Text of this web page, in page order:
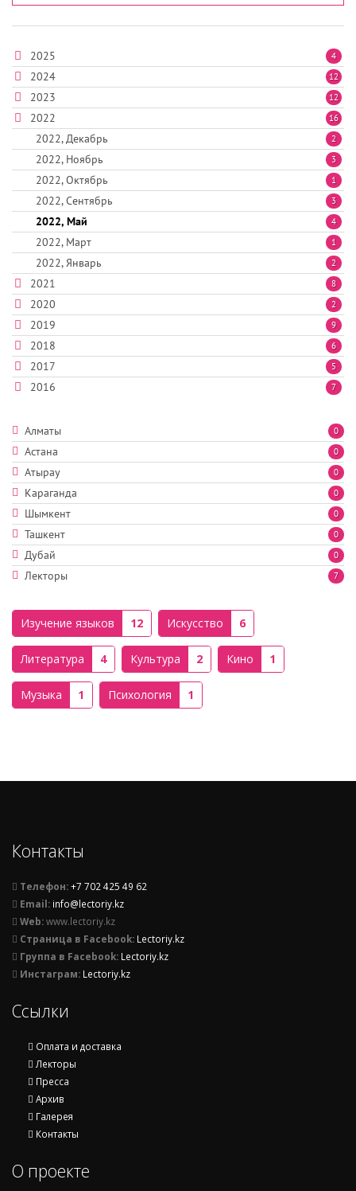
2025 4
2024 12
2023 12
2022 16
2022, Декабрь 2
2022, Ноябрь 3
2022, Октябрь 1
2022, Сентябрь 3
2022, Май 4
2022, Март 1
2022, Январь 2
2021 8
2020 2
2019 9
2018 6
2017 5
2016 7
0
Алматы
0
Астана
0
Атырау
0
Караганда
0
Шымкент
0
Ташкент
0
Дубай
7
Лекторы
Изучение языков 12 Искусство 6
Литература 4 Культура 2 Кино 1
Музыка 1 Психология 1
Контакты
Телефон:+7 702 425 49 62
Email: info@lectoriy.kz
Web:www.lectoriy.kz
Страница в Facebook: Lectoriy.kz
Группа в Facebook: Lectoriy.kz
Инстаграм: Lectoriy.kz
Ссылки
Оплата и доставка
Лекторы
Пресса
Архив
Галерея
Контакты
О проекте